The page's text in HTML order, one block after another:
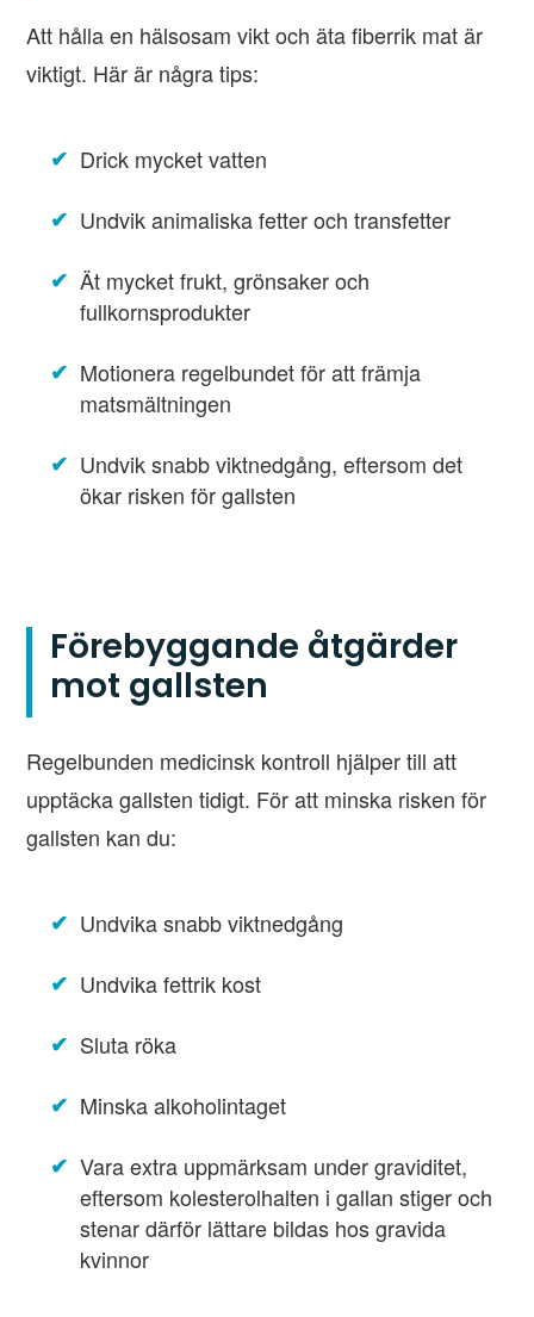
Att hålla en hälsosam vikt och äta fiberrik mat är
viktigt. Här är några tips:
Drick mycket vatten
Undvik animaliska fetter och transfetter
Ät mycket frukt, grönsaker och
fullkornsprodukter
Motionera regelbundet för att främja
matsmältningen
Undvik snabb viktnedgång, eftersom det
ökar risken för gallsten
Förebyggande åtgärder
mot gallsten
Regelbunden medicinsk kontroll hjälper till att
upptäcka gallsten tidigt. För att minska risken för
gallsten kan du:
Undvika snabb viktnedgång
Undvika fettrik kost
Sluta röka
Minska alkoholintaget
Vara extra uppmärksam under graviditet,
eftersom kolesterolhalten i gallan stiger och
stenar därför lättare bildas hos gravida
kvinnor